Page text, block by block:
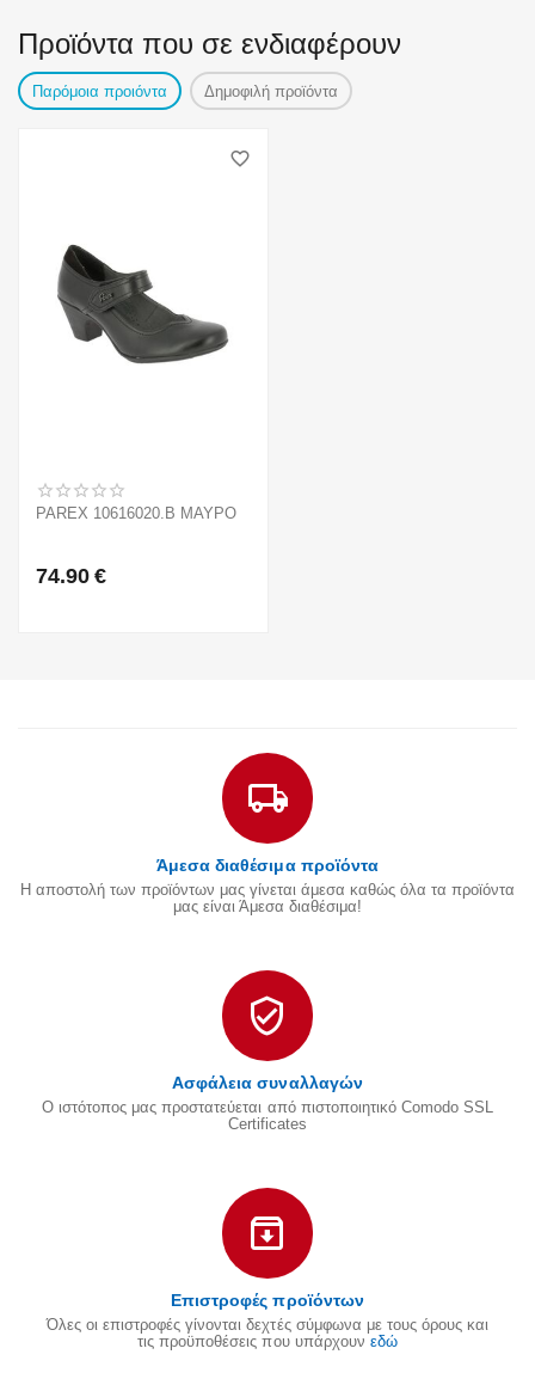
Προϊόντα που σε ενδιαφέρουν
Παρόμοια προιόντα Δημοφιλή προϊόντα
PAREX 10616020.B ΜΑΥΡΟ
74.90 €
Άμεσα διαθέσιμα προϊόντα
Η αποστολή των προϊόντων μας γίνεται άμεσα καθώς όλα τα προϊόντα
μας είναι Άμεσα διαθέσιμα!
Ασφάλεια συναλλαγών
Ο ιστότοπος μας προστατεύεται από πιστοποιητικό Comodo SSL
Certificates
Επιστροφές προϊόντων
Όλες οι επιστροφές γίνονται δεχτές σύμφωνα με τους όρους και
τις προϋποθέσεις που υπάρχουν εδώ